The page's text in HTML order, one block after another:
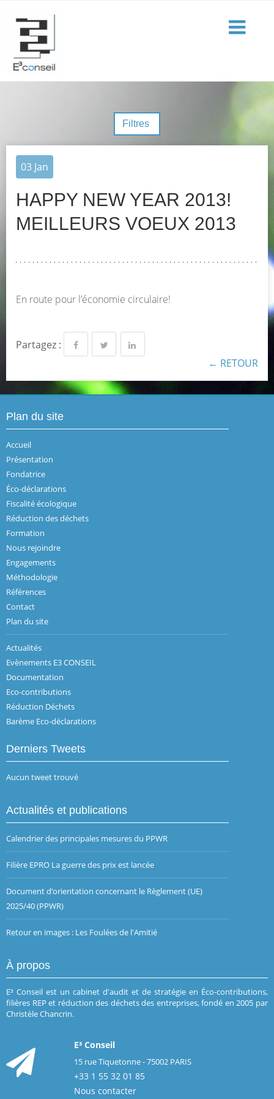
03 Jan
HAPPY NEW YEAR 2013!
MEILLEURS VOEUX 2013
En route pour l’économie circulaire!
Partagez :
← RETOUR
Filtres
Plan du site
Accueil
Présentation
Fondatrice
Éco-déclarations
Fiscalité écologique
Réduction des déchets
Formation
Nous rejoindre
Engagements
Méthodologie
Références
Contact
Plan du site
Actualités
Evènements E3 CONSEIL
Documentation
Eco-contributions
Réduction Déchets
Barème Eco-déclarations
Derniers Tweets
Aucun tweet trouvé
Actualités et publications
Calendrier des principales mesures du PPWR
Filière EPRO La guerre des prix est lancée
Document d’orientation concernant le Règlement (UE)
2025/40 (PPWR)
Retour en images : Les Foulées de l'Amitié
À propos
E³ Conseil est un cabinet d'audit et de stratégie en Éco-contributions,
filières REP et réduction des déchets des entreprises, fondé en 2005 par
Christèle Chancrin.
E³ Conseil
15 rue Tiquetonne - 75002 PARIS
+33 1 55 32 01 85
Nous contacter